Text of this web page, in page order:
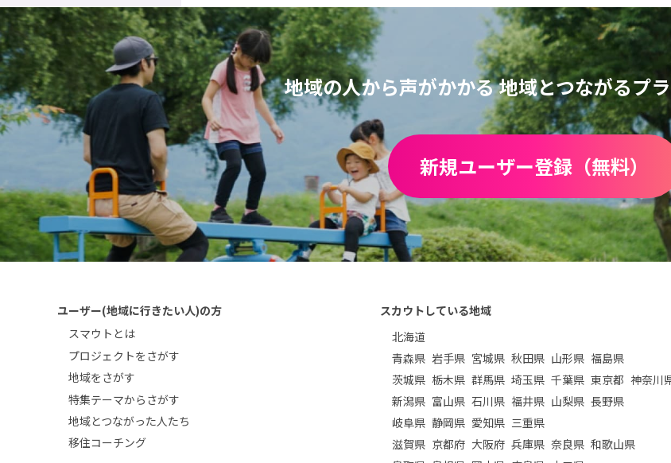
地域の人から声がかかる地域とつながるプ
新規ユーザー登録（無料）
ユーザー(地域に行きたい人)の方
スマウトとは
プロジェクトをさがす
地域をさがす
特集テーマからさがす
地域とつながった人たち
移住コーチング
スカウトしている地域
北海道
青森県 岩手県 宮城県 秋田県 山形県 福島県
茨城県 栃木県 群馬県 埼玉県 千葉県 東京都 神奈川
新潟県 富山県 石川県 福井県 山梨県 長野県
岐阜県 静岡県 愛知県 三重県
滋賀県 京都府 大阪府 兵庫県 奈良県 和歌山県